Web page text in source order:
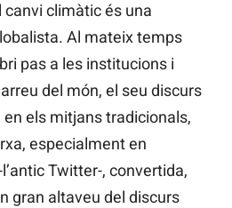
climàtic és una
Al mateix temps
pas a les institucions i
del món, el seu discurs
en els mitjans tradicionals,
especialment en
Twitter-, convertida,
gran altaveu del discurs